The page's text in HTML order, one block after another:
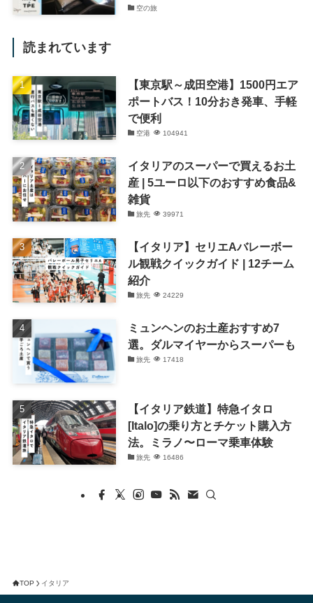
空の旅
読まれています
【東京駅～成田空港】1500円エア
ポートバス！10分おき発車、手軽
で便利
空港 104941
イタリアのスーパーで買えるお土
産 | 5ユーロ以下のおすすめ食品&
雑貨
旅先 39971
【イタリア】セリエAバレーボー
ル観戦クイックガイド | 12チーム
紹介
旅先 24229
ミュンヘンのお土産おすすめ7
選。ダルマイヤーからスーパーも
旅先 17418
【イタリア鉄道】特急イタロ
[Italo]の乗り方とチケット購入方
法。ミラノ〜ローマ乗車体験
旅先 16486
TOP イタリア